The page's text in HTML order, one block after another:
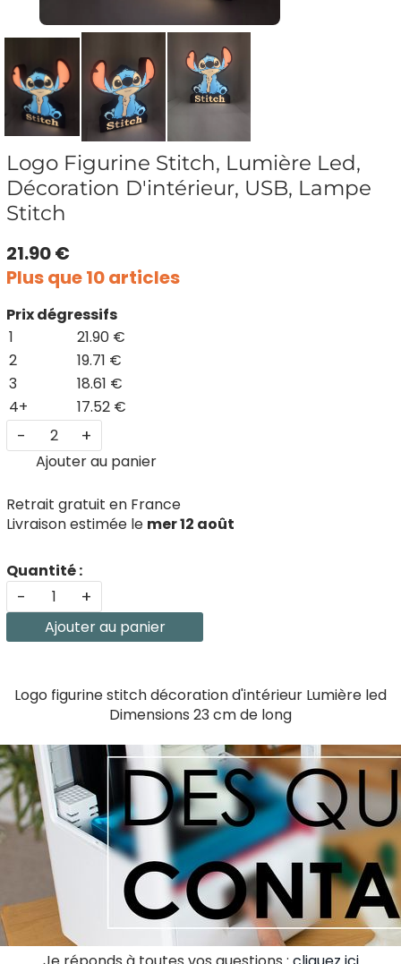
Logo Figurine Stitch, Lumière Led,
Décoration D'intérieur, USB, Lampe
Stitch
21.90 €
Plus que 10 articles
Prix dégressifs
1
21.90 €
2
19.71 €
3
18.61 €
4+
17.52 €
- +
Ajouter au panier
Retrait gratuit en France
Livraison estimée le mer 12 août
Quantité :
- +
Ajouter au panier
Logo figurine stitch décoration d'intérieur Lumière led
Dimensions 23 cm de long